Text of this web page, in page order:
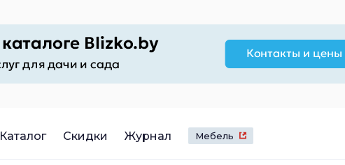
Каталог Скидки Журнал Мебель